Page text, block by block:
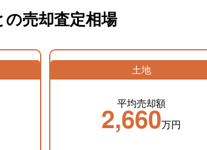
売却査定相場
土地
平均売却額
2,660万円